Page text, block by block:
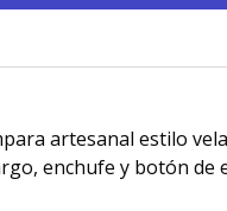
artesanal estilo
enchufe y botón de